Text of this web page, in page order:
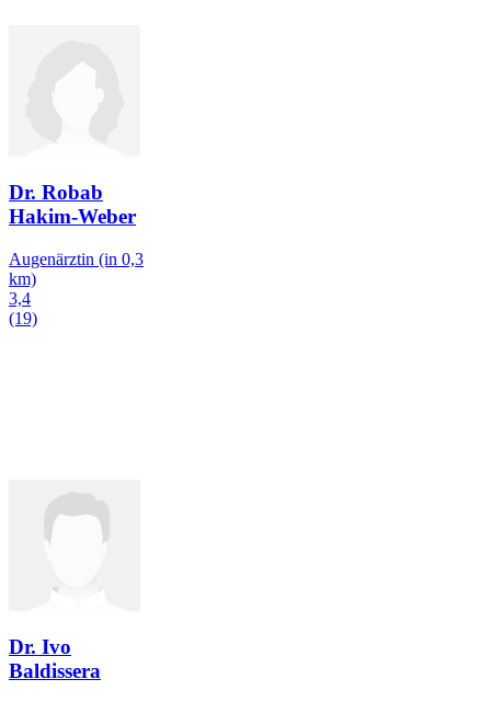
Dr. Robab
Hakim-Weber
Augenärztin (in 0,3
km)
3,4
(19)
Dr. Ivo
Baldissera